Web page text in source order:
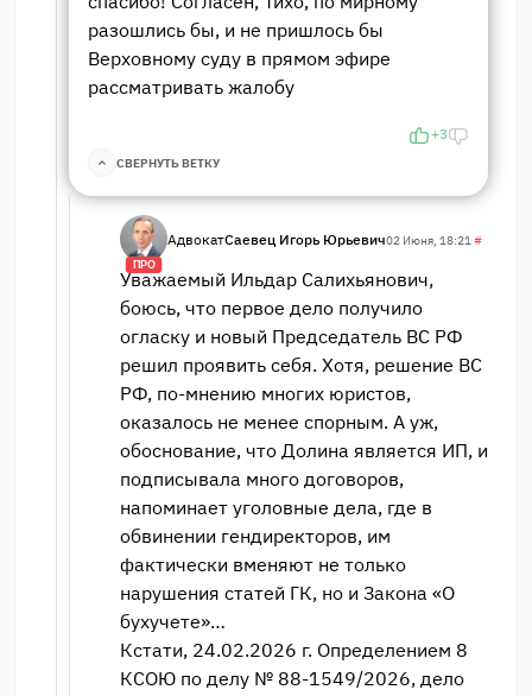
разошлись бы, и не пришлось бы
Верховному суду в прямом эфире
рассматривать жалобу
+3
СВЕРНУТЬ ВЕТКУ
ПРО
АдвокатСаевец Игорь Юрьевич02 Июня, 18:21 #
Уважаемый Ильдар Салихьянович,
боюсь, что первое дело получило
огласку и новый Председатель ВС РФ
решил проявить себя. Хотя, решение ВС
РФ, по-мнению многих юристов,
оказалось не менее спорным. А уж,
обоснование, что Долина является ИП, и
подписывала много договоров,
напоминает уголовные дела, где в
обвинении гендиректоров, им
фактически вменяют не только
нарушения статей ГК, но и Закона «О
бухучете»…
Кстати, 24.02.2026 г. Определением 8
КСОЮ по делу № 88-1549/2026, дело